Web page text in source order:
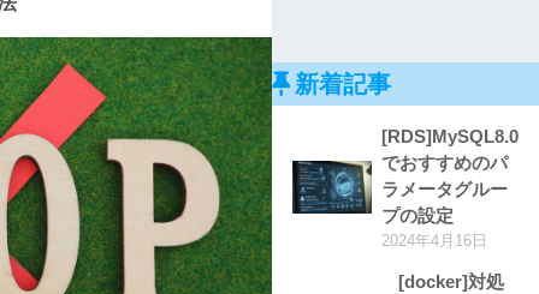
新着記事
[RDS]MySQL8.0
でおすすめのパ
ラメータグルー
プの設定
2024年4月16日
[docker]対処